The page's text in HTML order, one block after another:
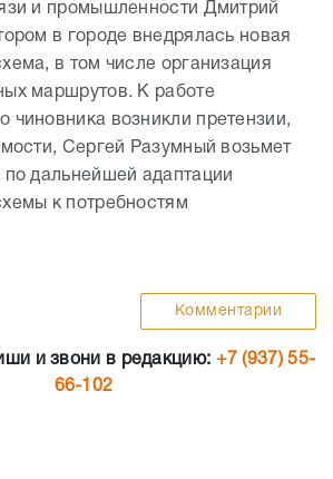
и промышленности Дмитрий
в городе внедрялась новая
в том числе организация
маршрутов. К работе
чиновника возникли претензии,
Сергей Разумный возьмет
по дальнейшей адаптации
к потребностям
Комментарии
и звони в редакцию: +7 (937) 55-
66-102